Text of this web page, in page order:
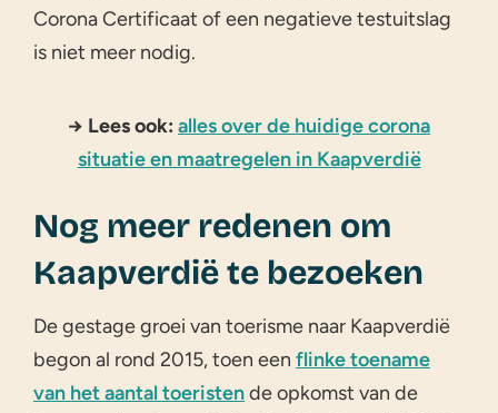
Corona Certificaat of een negatieve testuitslag
is niet meer nodig.
→ Lees ook: alles over de huidige corona
situatie en maatregelen in Kaapverdië
Nog meer redenen om
Kaapverdië te bezoeken
De gestage groei van toerisme naar Kaapverdië
begon al rond 2015, toen een flinke toename
van het aantal toeristende opkomst van de